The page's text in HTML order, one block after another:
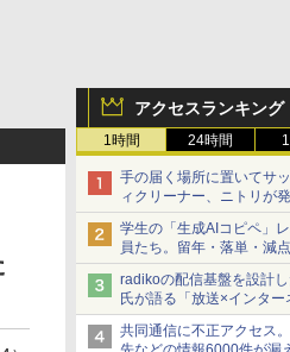
アクセスランキング
1時間 24時間
手の届く場所に置いてサ
ィクリーナー、ニトリが
学生の「生成AIコピペ」
員たち。留年・落単・減
radikoの配信基盤を設計
氏が語る「放送×インタ
共同通信に不正アクセス